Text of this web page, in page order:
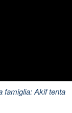
famiglia: Akif tenta